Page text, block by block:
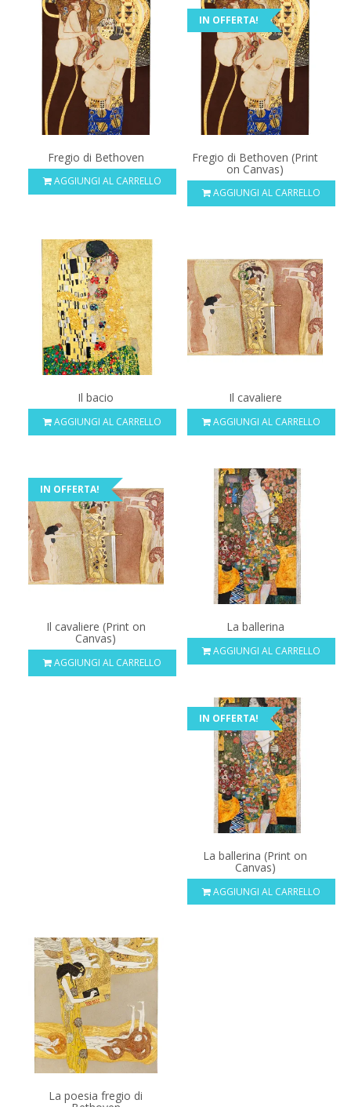
Fregio di Bethoven
AGGIUNGI AL CARRELLO
IN OFFERTA!
Fregio di Bethoven (Print
on Canvas)
AGGIUNGI AL CARRELLO
Il bacio
AGGIUNGI AL CARRELLO
Il cavaliere
AGGIUNGI AL CARRELLO
IN OFFERTA!
Il cavaliere (Print on
Canvas)
AGGIUNGI AL CARRELLO
La ballerina
AGGIUNGI AL CARRELLO
IN OFFERTA!
La ballerina (Print on
Canvas)
AGGIUNGI AL CARRELLO
La poesia fregio di